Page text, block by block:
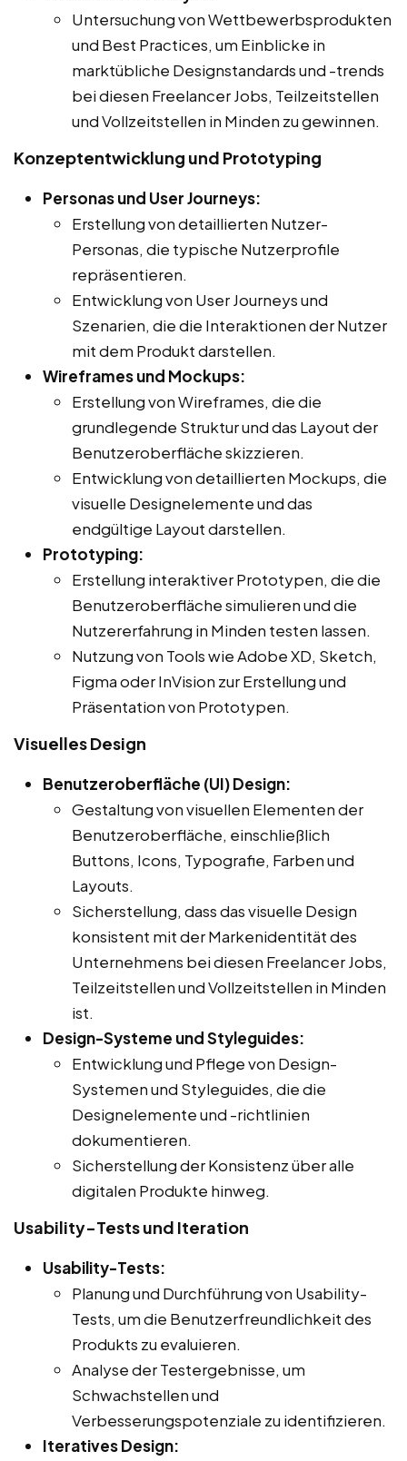
Untersuchung von Wettbewerbsprodukten
und Best Practices, um Einblicke in
marktübliche Designstandards und -trends
bei diesen Freelancer Jobs, Teilzeitstellen
und Vollzeitstellen in Minden zu gewinnen.
Konzeptentwicklung und Prototyping
Personas und User Journeys:
Erstellung von detaillierten Nutzer-
Personas, die typische Nutzerprofile
repräsentieren.
Entwicklung von User Journeys und
Szenarien, die die Interaktionen der Nutzer
mit dem Produkt darstellen.
Wireframes und Mockups:
Erstellung von Wireframes, die die
grundlegende Struktur und das Layout der
Benutzeroberfläche skizzieren.
Entwicklung von detaillierten Mockups, die
visuelle Designelemente und das
endgültige Layout darstellen.
Prototyping:
Erstellung interaktiver Prototypen, die die
Benutzeroberfläche simulieren und die
Nutzererfahrung in Minden testen lassen.
Nutzung von Tools wie Adobe XD, Sketch,
Figma oder InVision zur Erstellung und
Präsentation von Prototypen.
Visuelles Design
Benutzeroberfläche (UI) Design:
Gestaltung von visuellen Elementen der
Benutzeroberfläche, einschließlich
Buttons, Icons, Typografie, Farben und
Layouts.
Sicherstellung, dass das visuelle Design
konsistent mit der Markenidentität des
Unternehmens bei diesen Freelancer Jobs,
Teilzeitstellen und Vollzeitstellen in Minden
ist.
Design-Systeme und Styleguides:
Entwicklung und Pflege von Design-
Systemen und Styleguides, die die
Designelemente und -richtlinien
dokumentieren.
Sicherstellung der Konsistenz über alle
digitalen Produkte hinweg.
Usability-Tests und Iteration
Usability-Tests:
Planung und Durchführung von Usability-
Tests, um die Benutzerfreundlichkeit des
Produkts zu evaluieren.
Analyse der Testergebnisse, um
Schwachstellen und
Verbesserungspotenziale zu identifizieren.
Iteratives Design: